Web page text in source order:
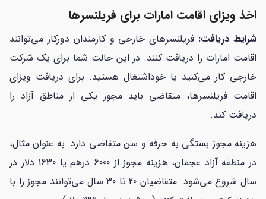
اخذ ویزای اقامت امارات برای فریلنسرها
شرایط دریافت: فریلنسرهای خارجی و کارمندان دورکار می‌توانند
اقامت امارات را دریافت کنند. در این حالت شما برای یک شرکت
خارجی کار می‌کنید یا خوداشتغال هستید. برای دریافت ویزای
اقامت فریلنسرها، متقاضی باید مجوز یکی از مناطق آزاد را
دریافت کند.
هزینه مجوز بستگی به حرفه و سن متقاضی دارد. به عنوان مثال،
در منطقه آزاد عجمان، هزینه مجوز از 6000 درهم یا 1630 دلار در
سال شروع می‌شود. متقاضیان 20 تا 30 سال می‌توانند مجوز را با